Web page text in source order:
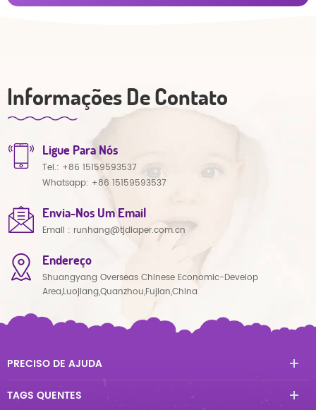
Informações De Contato
Ligue Para Nós
Tel.: +86 15159593537
Whatsapp: +86 15159593537
Envia-Nos Um Email
Email : runhang@tjdiaper.com.cn
Endereço
Shuangyang Overseas Chinese Economic-Develop
Area,Luojiang,Quanzhou,Fujian,China
PRECISO DE AJUDA
TAGS QUENTES